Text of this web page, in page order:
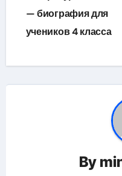
— биография для
учеников 4 класса
By